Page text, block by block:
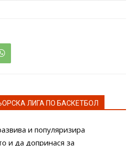
ЛИГА ПО БАСКЕТБОЛ
и популяризира
и да допринася за